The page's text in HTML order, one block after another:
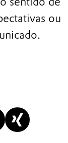
ou